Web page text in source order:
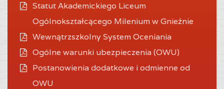
Statut Akademickiego Liceum
Ogólnokształcącego Milenium w Gnieźnie
Wewnątrzszkolny System Oceniania
Ogólne warunki ubezpieczenia (OWU)
Postanowienia dodatkowe i odmienne od
OWU